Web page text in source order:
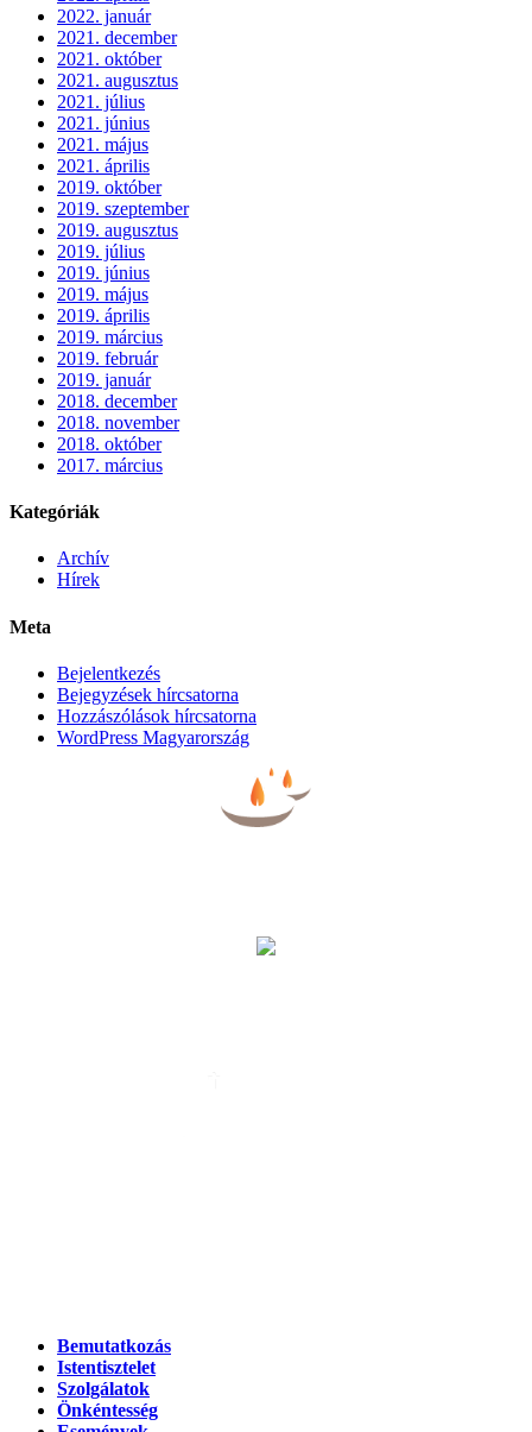
2022. január
2021. december
2021. október
2021. augusztus
2021. július
2021. június
2021. május
2021. április
2019. október
2019. szeptember
2019. augusztus
2019. július
2019. június
2019. május
2019. április
2019. március
2019. február
2019. január
2018. december
2018. november
2018. október
2017. március
Kategóriák
Archív
Hírek
Meta
Bejelentkezés
Bejegyzések hírcsatorna
Hozzászólások hírcsatorna
WordPress Magyarország
Bemutatkozás
Istentisztelet
Szolgálatok
Önkéntesség